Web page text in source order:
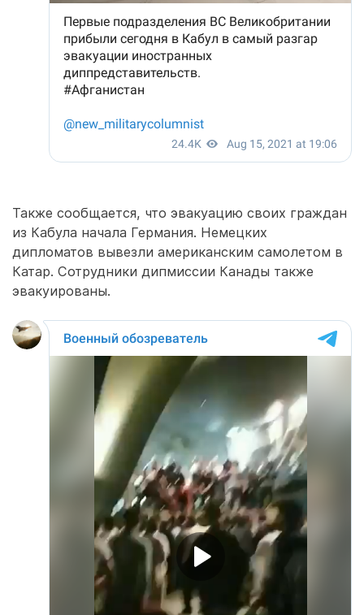
Также сообщается, что эвакуацию своих граждан
из Кабула начала Германия. Немецких
дипломатов вывезли американским самолетом в
Катар. Сотрудники дипмиссии Канады также
эвакуированы.